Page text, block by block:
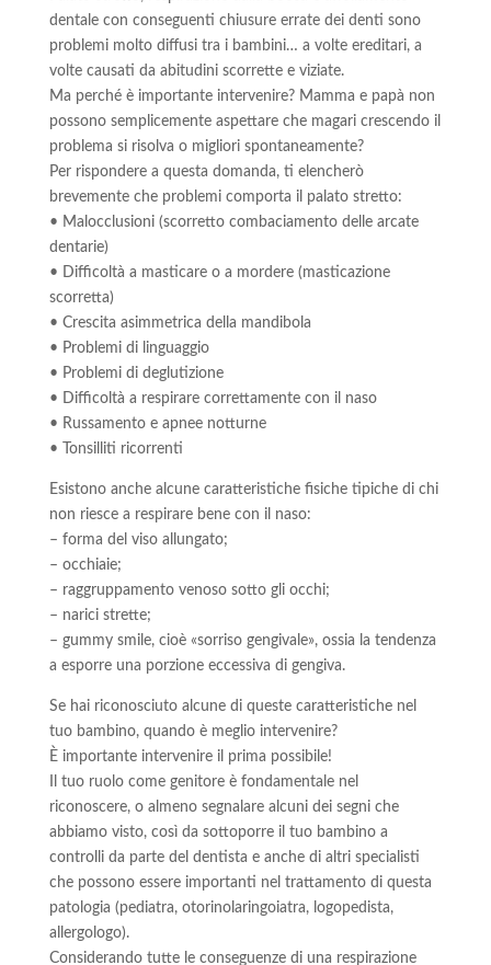
dentale con conseguenti chiusure errate dei denti sono
problemi molto diffusi tra i bambini… a volte ereditari, a
volte causati da abitudini scorrette e viziate.
Ma perché è importante intervenire? Mamma e papà non
possono semplicemente aspettare che magari crescendo il
problema si risolva o migliori spontaneamente?
Per rispondere a questa domanda, ti elencherò
brevemente che problemi comporta il palato stretto:
• Malocclusioni (scorretto combaciamento delle arcate
dentarie)
• Difficoltà a masticare o a mordere (masticazione
scorretta)
• Crescita asimmetrica della mandibola
• Problemi di linguaggio
• Problemi di deglutizione
• Difficoltà a respirare correttamente con il naso
• Russamento e apnee notturne
• Tonsilliti ricorrenti
Esistono anche alcune caratteristiche fisiche tipiche di chi
non riesce a respirare bene con il naso:
– forma del viso allungato;
– occhiaie;
– raggruppamento venoso sotto gli occhi;
– narici strette;
– gummy smile, cioè «sorriso gengivale», ossia la tendenza
a esporre una porzione eccessiva di gengiva.
Se hai riconosciuto alcune di queste caratteristiche nel
tuo bambino, quando è meglio intervenire?
È importante intervenire il prima possibile!
Il tuo ruolo come genitore è fondamentale nel
riconoscere, o almeno segnalare alcuni dei segni che
abbiamo visto, così da sottoporre il tuo bambino a
controlli da parte del dentista e anche di altri specialisti
che possono essere importanti nel trattamento di questa
patologia (pediatra, otorinolaringoiatra, logopedista,
allergologo).
Considerando tutte le conseguenze di una respirazione